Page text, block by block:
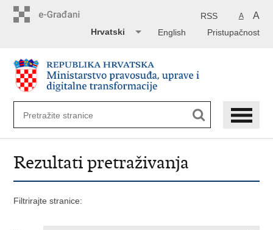
A A
RSS
Pristupačnost
English
Hrvatski
Rezultati pretraživanja
Filtrirajte stranice: